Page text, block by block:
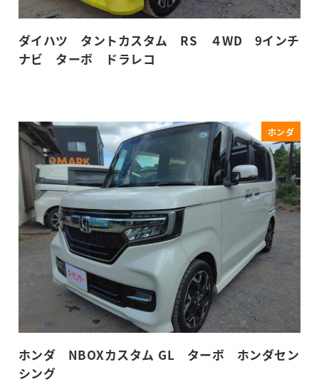
ダイハツ タントカスタム RS ４WD 9インチ
ナビ ターボ ドラレコ
ホンダ
ホンダ NBOXカスタム GL ターボ ホンダセン
シング